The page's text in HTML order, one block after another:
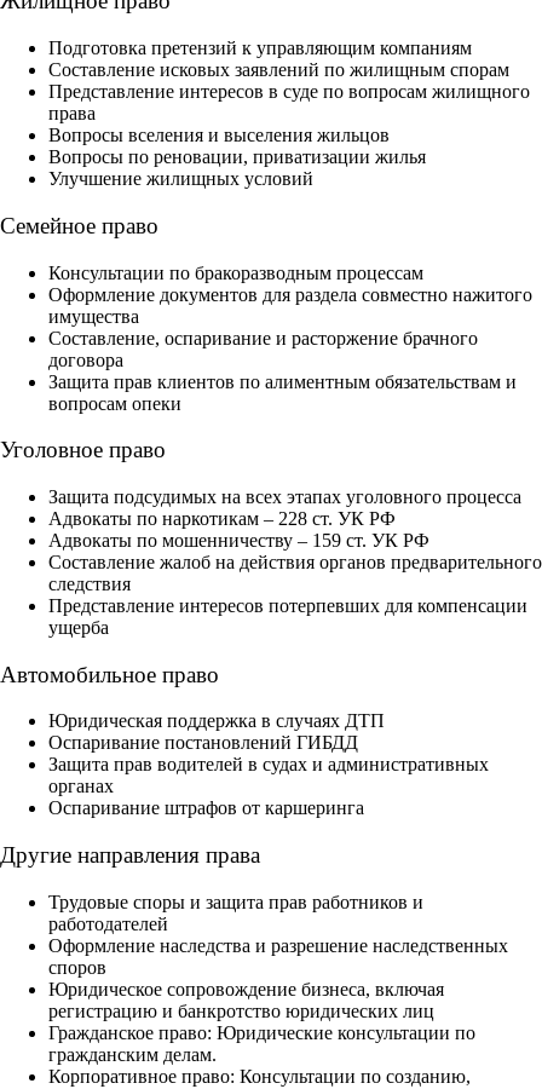
Подготовка претензий к управляющим компаниям
Составление исковых заявлений по жилищным спорам
Представление интересов в суде по вопросам жилищного
права
Вопросы вселения и выселения жильцов
Вопросы по реновации, приватизации жилья
Улучшение жилищных условий
Семейное право
Консультации по бракоразводным процессам
Оформление документов для раздела совместно нажитого
имущества
Составление, оспаривание и расторжение брачного
договора
Защита прав клиентов по алиментным обязательствам и
вопросам опеки
Уголовное право
Защита подсудимых на всех этапах уголовного процесса
Адвокаты по наркотикам – 228 ст. УК РФ
Адвокаты по мошенничеству – 159 ст. УК РФ
Составление жалоб на действия органов предварительного
следствия
Представление интересов потерпевших для компенсации
ущерба
Автомобильное право
Юридическая поддержка в случаях ДТП
Оспаривание постановлений ГИБДД
Защита прав водителей в судах и административных
органах
Оспаривание штрафов от каршеринга
Другие направления права
Трудовые споры и защита прав работников и
работодателей
Оформление наследства и разрешение наследственных
споров
Юридическое сопровождение бизнеса, включая
регистрацию и банкротство юридических лиц
Гражданское право: Юридические консультации по
гражданским делам.
Корпоративное право: Консультации по созданию,